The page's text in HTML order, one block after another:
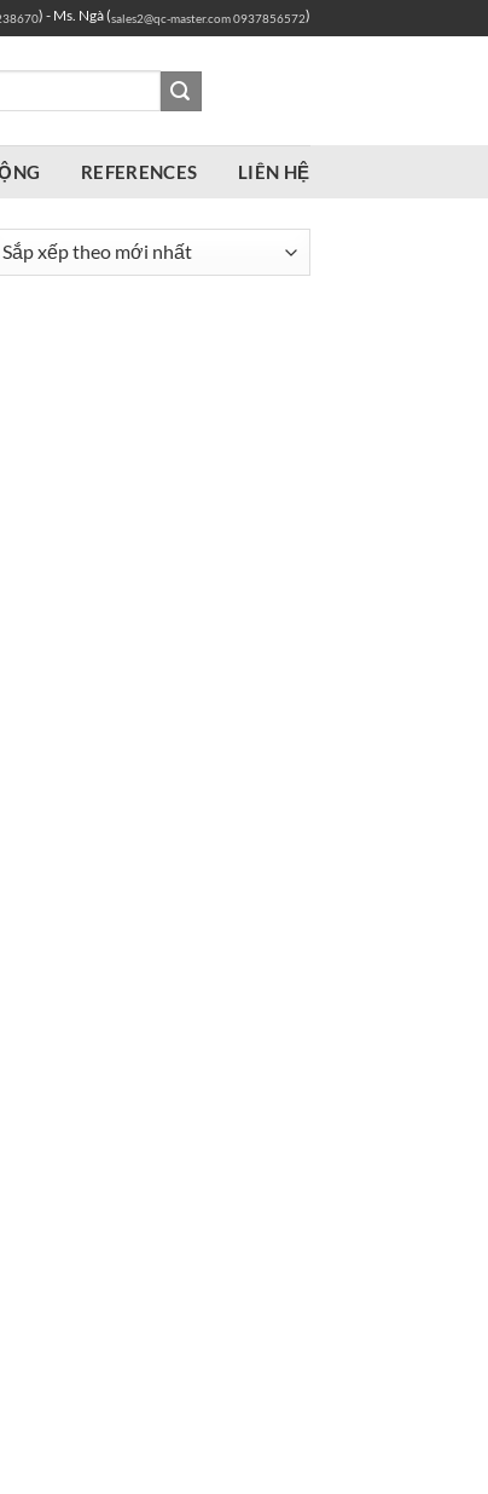
) - Ms. Ngà (sales2@qc-master.com0937856572)
REFERENCES LIÊN HỆ